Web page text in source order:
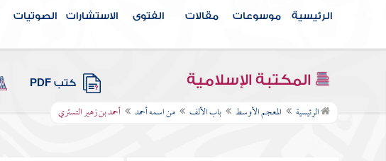
الرئيسية موسوعات مقالات الفتوى الاستشارات الصوتيات
المكتبة الإسلامية كتب PDF
الرئيسية المعجم الأوسط باب الألف من اسمه أحمد أحمد بن زهير التستري
فهرس الكتاب
باب الألف
من اسمه أحمد